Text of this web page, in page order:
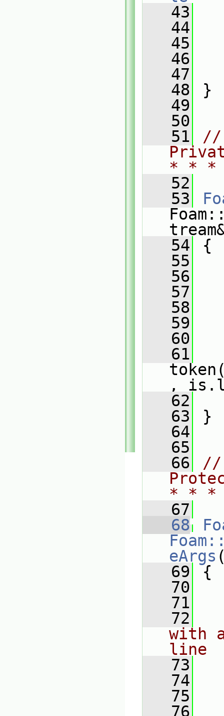
   43
   44
   45
   46
   47
   48
}
   49
   50
   51
//
* *
   52
   53
   54
{
   55
   56
   57
   58
   59
   60
   61
,
   62
   63
}
   64
   65
   66
//
* *
   67
   68
eArgs
   69
{
   70
   71
   72
with
line
   73
   74
   75
   76